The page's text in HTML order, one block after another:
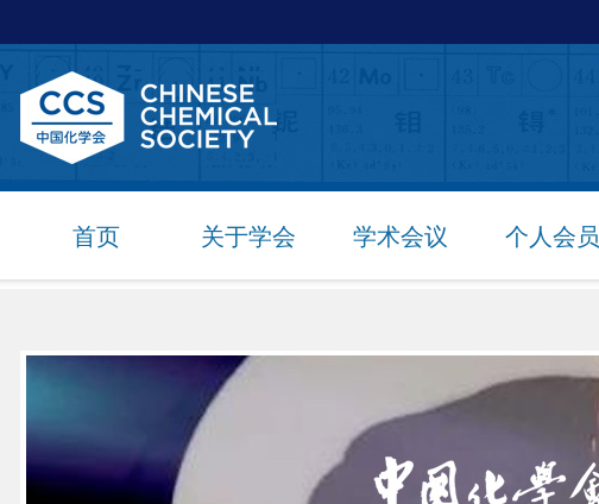
首页 关于学会 学术会议 个人会员